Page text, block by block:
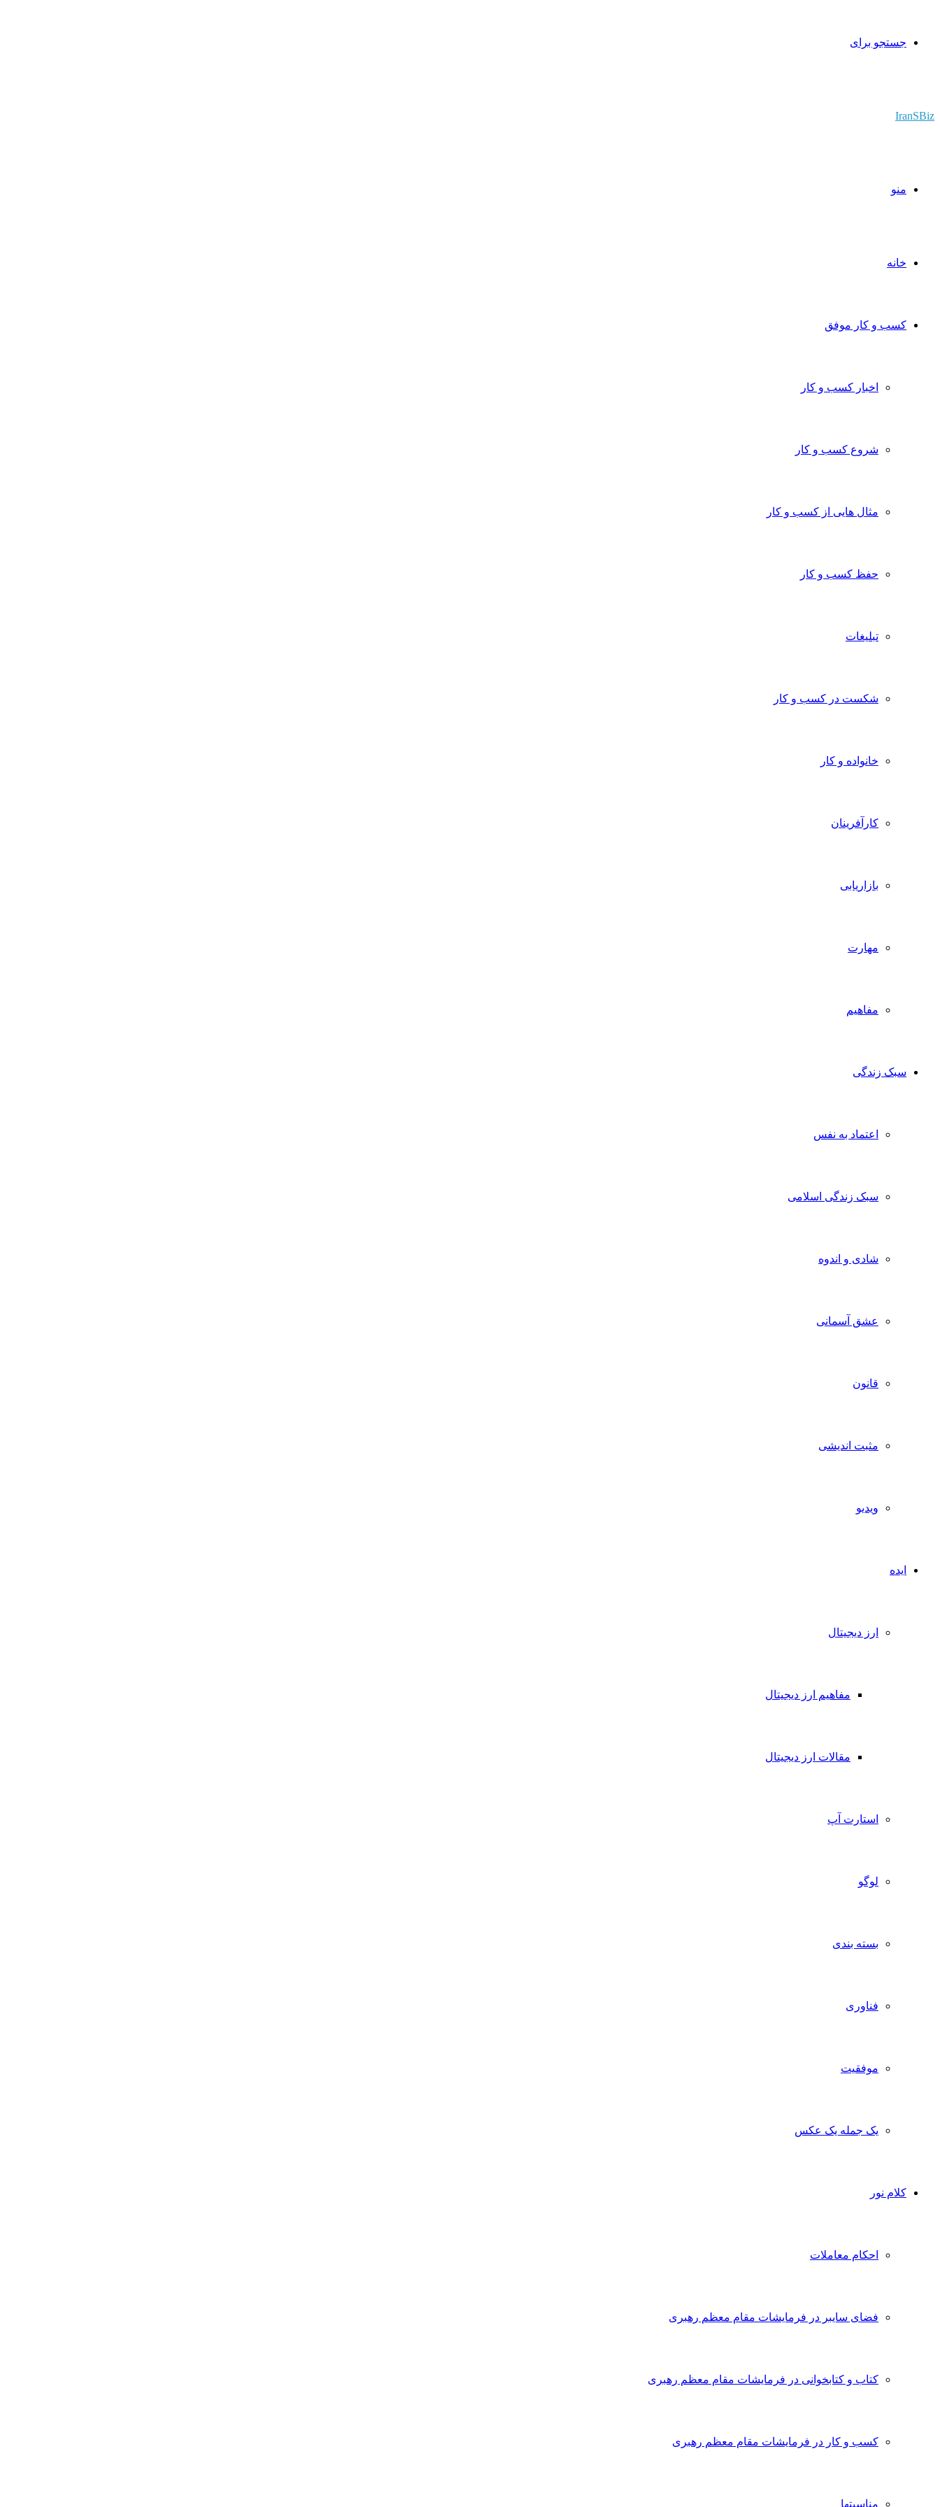
جستجو برای
IranSBiz
منو
خانه
کسب و کار موفق
اخبار کسب و کار
شروع کسب و کار
مثال هایی از کسب و کار
حفظ کسب و کار
تبلیغات
شکست در کسب و کار
خانواده و کار
کارآفرینان
بازاریابی
مهارت
مفاهیم
سبک زندگی
اعتماد به نفس
سبک زندگی اسلامی
شادی و اندوه
عشق آسمانی
قانون
مثبت اندیشی
ویدیو
ایده
ارز دیجیتال
مفاهیم ارز دیجیتال
مقالات ارز دیجیتال
استارت آپ
لوگو
بسته بندی
فناوری
موفقیت
یک جمله یک عکس
کلام نور
احکام معاملات
فضای سایبر در فرمایشات مقام معظم رهبری
کتاب و کتابخوانی در فرمایشات مقام معظم رهبری
کسب و کار در فرمایشات مقام معظم رهبری
مناسبتها